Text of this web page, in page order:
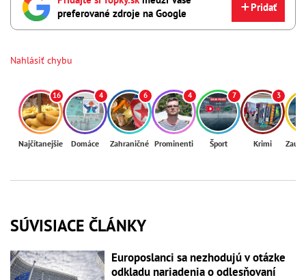
preferované zdroje na Google
Pridať
Nahlásiť chybu
16
Najčítanejšie
4
Domáce
6
Zahraničné
4
Prominenti
7
Šport
3
Krimi
SÚVISIACE ČLÁNKY
Europoslanci sa nezhodujú v otázke
odkladu nariadenia o odlesňovaní